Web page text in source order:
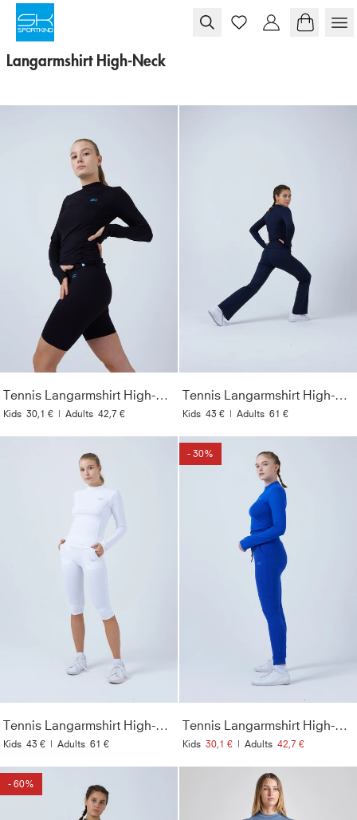
Langarmshirt High-Neck
Tennis Langarmshirt High-Neck Damen & Mädchen, schwarz
Kids 30,1 € | Adults 42,7 €
Tennis Langarmshirt High-Neck Damen & Mädchen, navy blau
Kids 43 € | Adults 61 €
Tennis Langarmshirt High-Neck Damen & Mädchen, weiß
Kids 43 € | Adults 61 €
- 30%
Tennis Langarmshirt High-Neck Damen & Mädchen, kobaltblau
Kids 30,1 € | Adults 42,7 €
- 60%